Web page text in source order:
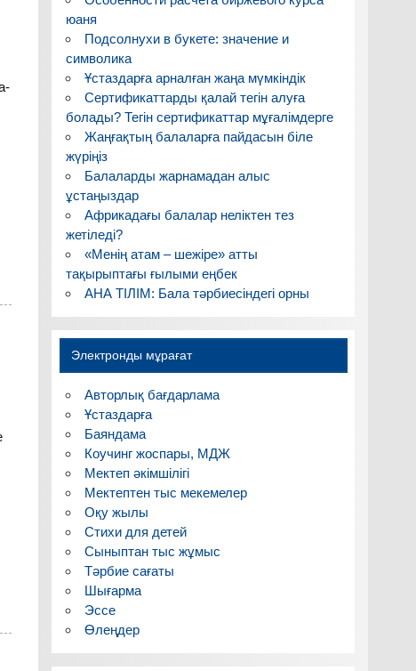
юаня
Подсолнухи в букете: значение и
символика
Ұстаздарға арналған жаңа мүмкіндік
Сертификаттарды қалай тегін алуға
болады? Тегін сертификаттар мұғалімдерге
Жаңғақтың балаларға пайдасын біле
жүріңіз
Балаларды жарнамадан алыс
ұстаңыздар
Африкадағы балалар неліктен тез
жетіледі?
«Менің атам – шежіре» атты
тақырыптағы ғылыми еңбек
АНА ТІЛІМ: Бала тәрбиесіндегі орны
Электронды мұрағат
Авторлық бағдарлама
Ұстаздарға
Баяндама
Коучинг жоспары, МДЖ
Мектеп әкімшілігі
Мектептен тыс мекемелер
Оқу жылы
Стихи для детей
Сыныптан тыс жұмыс
Тәрбие сағаты
Шығарма
Эссе
Өлеңдер